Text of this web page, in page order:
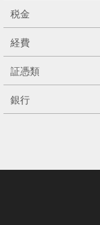
税金
経費
証憑類
銀行